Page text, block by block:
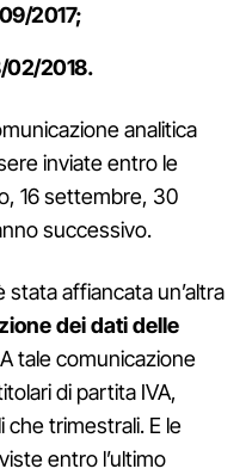
2017;
02/2018.
analitica
inviate entro le
16 settembre, 30
successivo.
affiancata un’altra
dei dati delle
tale comunicazione
di partita IVA,
trimestrali. E le
entro l’ultimo